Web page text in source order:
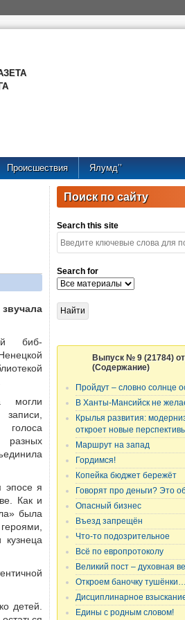
Происшествия Ялумд’’
биб­
могли
разных
эпосе я
Как и
была
детей.
Поиск по сайту
Search this site
Search for
Выпуск № 9 (21784) от
(Содержание)
Пройдут – словно солнце
В Ханты-Мансийск не
Крылья развития:
откроет новые
Маршрут на запад
Гордимся!
Копейка бюджет бережёт
Говорят про деньги? Это
Опасный бизнес
Въезд запрещён
Что-то подозрительное
Всё по европротоколу
Великий пост – духовная
Откроем баночку тушёнки…
Дисциплинарное
Едины с родным словом!